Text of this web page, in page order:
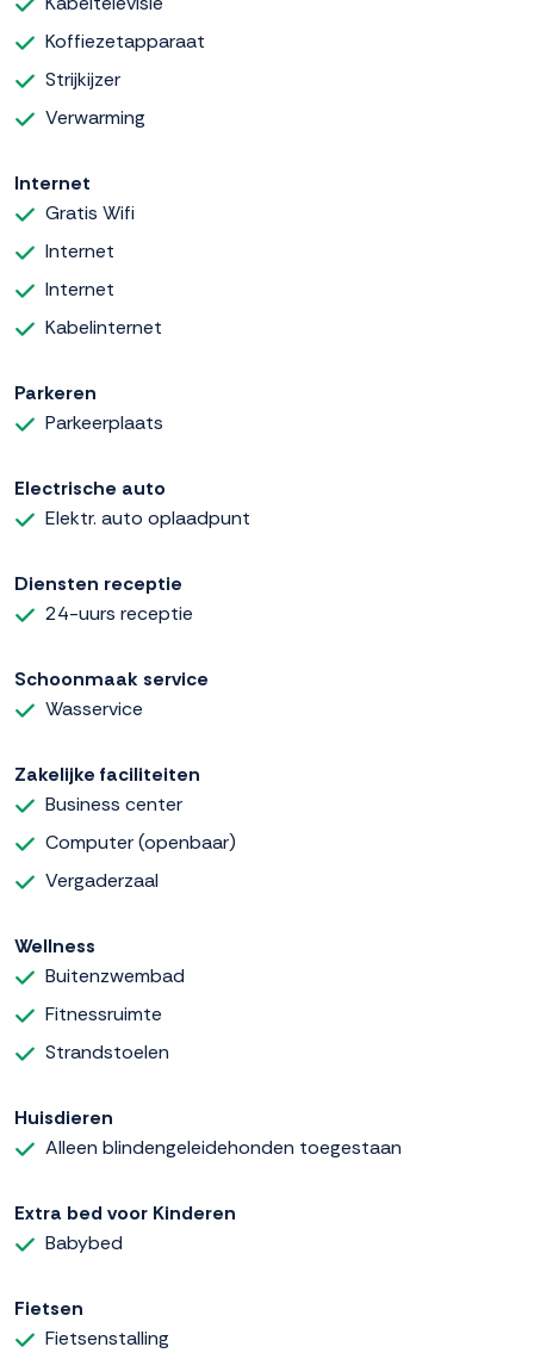
Koffiezetapparaat
Strijkijzer
Verwarming
Internet
Gratis Wifi
Internet
Internet
Kabelinternet
Parkeren
Parkeerplaats
Electrische auto
Elektr. auto oplaadpunt
Diensten receptie
24-uurs receptie
Schoonmaak service
Wasservice
Zakelijke faciliteiten
Business center
Computer (openbaar)
Vergaderzaal
Wellness
Buitenzwembad
Fitnessruimte
Strandstoelen
Huisdieren
Alleen blindengeleidehonden toegestaan
Extra bed voor Kinderen
Babybed
Fietsen
Fietsenstalling